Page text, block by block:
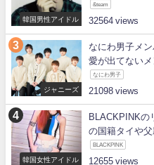
韓国男性アイドル
&team
32564
ジャニーズ
なにわ男子メ
愛が出てない
なにわ男子
21098
韓国女性アイドル
BLACKPINKの
の国籍タイや
BLACKPINK
12655